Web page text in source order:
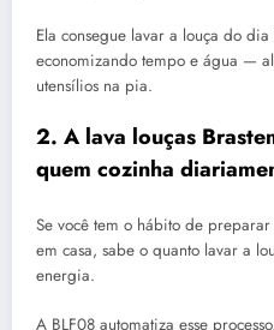
Ela consegue lavar a louça do
economizando tempo e água —
utensílios na pia.
2. A lava louças
quem cozinha
Se você tem o hábito de
em casa, sabe o quanto lavar a
energia.
A BLF08 automatiza esse